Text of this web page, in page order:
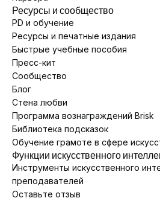
Ресурсы и сообщество
PD и обучение
Ресурсы и печатные издания
Быстрые учебные пособия
Пресс-кит
Сообщество
Блог
Стена любви
Программа вознаграждений Brisk
Библиотека подсказок
Обучение грамоте в сфере
Функции искусственного
Инструменты искусственного
преподавателей
Оставьте отзыв